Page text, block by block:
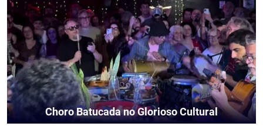
Choro Batucada no Glorioso Cultural